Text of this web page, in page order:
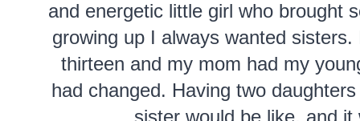
and energetic little girl who brought
growing up I always wanted
thirteen and my mom had my
had changed. Having two